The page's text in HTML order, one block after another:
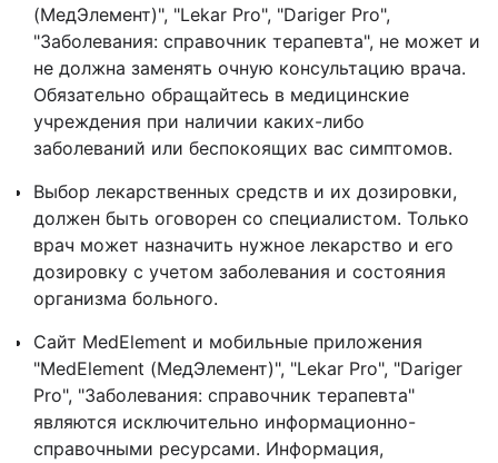
(МедЭлемент)", "Lekar Pro", "Dariger Pro",
"Заболевания: справочник терапевта", не может и
не должна заменять очную консультацию врача.
Обязательно обращайтесь в медицинские
учреждения при наличии каких-либо
заболеваний или беспокоящих вас симптомов.
Выбор лекарственных средств и их дозировки,
должен быть оговорен со специалистом. Только
врач может назначить нужное лекарство и его
дозировку с учетом заболевания и состояния
организма больного.
Сайт MedElement и мобильные приложения
"MedElement (МедЭлемент)", "Lekar Pro", "Dariger
Pro", "Заболевания: справочник терапевта"
являются исключительно информационно-
справочными ресурсами. Информация,